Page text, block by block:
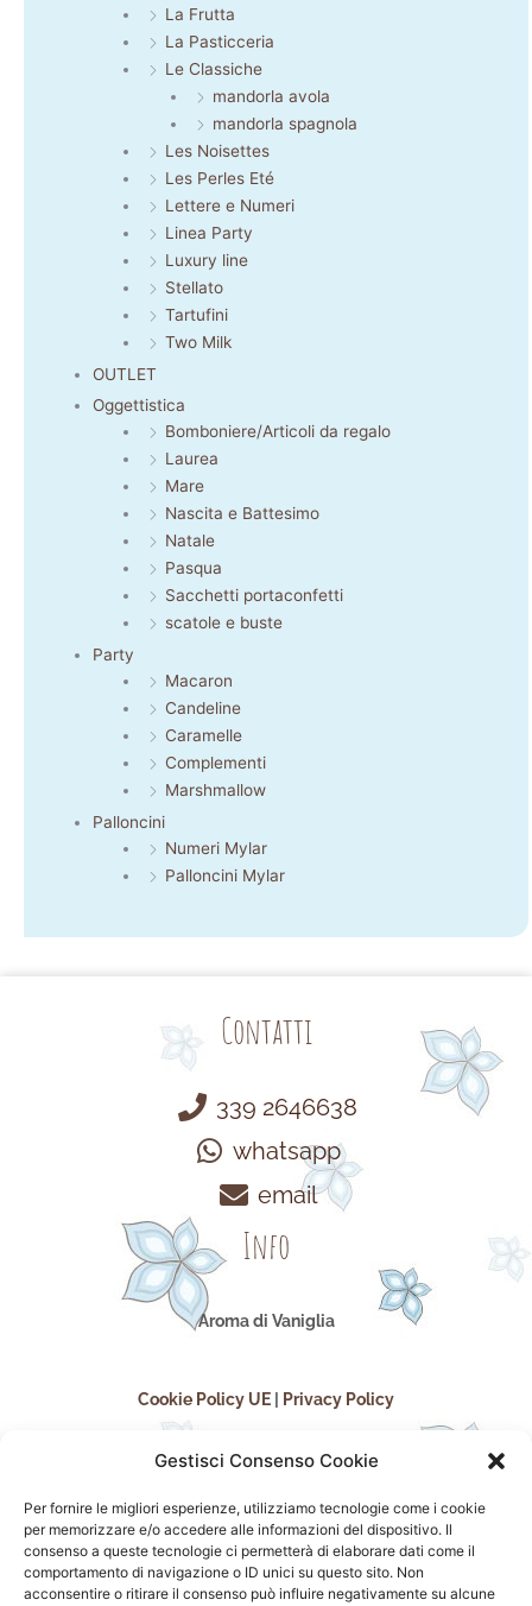
Gestisci Consenso Cookie
Per fornire le migliori esperienze, utilizziamo tecnologie come i cookie
per memorizzare e/o accedere alle informazioni del dispositivo. Il
consenso a queste tecnologie ci permetterà di elaborare dati come il
comportamento di navigazione o ID unici su questo sito. Non
acconsentire o ritirare il consenso può influire negativamente su alcune
La Frutta
La Pasticceria
Le Classiche
mandorla avola
mandorla spagnola
Les Noisettes
Les Perles Eté
Lettere e Numeri
Linea Party
Luxury line
Stellato
Tartufini
Two Milk
OUTLET
Oggettistica
Bomboniere/Articoli da regalo
Laurea
Mare
Nascita e Battesimo
Natale
Pasqua
Sacchetti portaconfetti
scatole e buste
Party
Macaron
Candeline
Caramelle
Complementi
Marshmallow
Palloncini
Numeri Mylar
Palloncini Mylar
Contatti
339 2646638
whatsapp
email
Info
Aroma di Vaniglia
Cookie Policy UE Privacy Policy
seguici sui social